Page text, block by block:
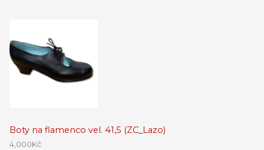
Boty na flamenco vel. 41,5 (ZC_Lazo)
4,000Kč